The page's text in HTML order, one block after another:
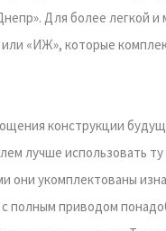
Для более легкой
или «ИЖ», которые
конструкции
лучше использовать
они укомплектованы
полным приводом